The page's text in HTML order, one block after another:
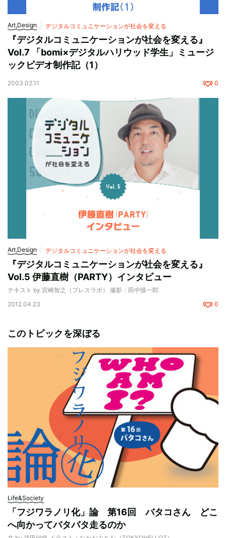
Art,Design デジタルコミュニケーションが社会を変える
『デジタルコミュニケーションが社会を変える』
Vol.7 「bomi×デジタルハリウッド学生」ミュージ
ックビデオ制作記（1）
2003.02.11 0
Art,Design デジタルコミュニケーションが社会を変える
『デジタルコミュニケーションが社会を変える』
Vol.5 伊藤直樹（PARTY）インタビュー
テキスト by 宮崎智之（プレスラボ） 撮影：田中慎一郎
2012.04.23
0
このトピックを深ぼる
Life&Society
「フジワラノリ化」論 第16回 バタコさん どこ
へ向かってバタバタ走るのか